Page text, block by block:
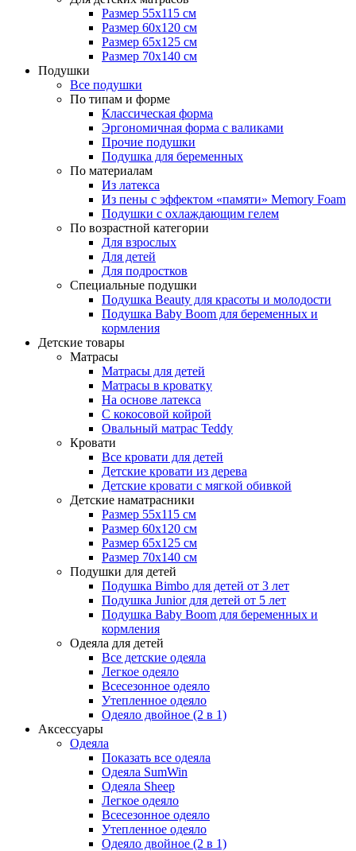
Размер 55x115 см
Размер 60x120 см
Размер 65x125 см
Размер 70x140 см
Подушки
Все подушки
По типам и форме
Классическая форма
Эргономичная форма с валиками
Прочие подушки
Подушка для беременных
По материалам
Из латекса
Из пены с эффектом «памяти» Memory Foam
Подушки с охлаждающим гелем
По возрастной категории
Для взрослых
Для детей
Для подростков
Специальные подушки
Подушка Beauty для красоты и молодости
Подушка Baby Boom для беременных и
кормления
Детские товары
Матрасы
Матрасы для детей
Матрасы в кроватку
На основе латекса
С кокосовой койрой
Овальный матрас Teddy
Кровати
Все кровати для детей
Детские кровати из дерева
Детские кровати с мягкой обивкой
Детские наматрасники
Размер 55x115 см
Размер 60x120 см
Размер 65x125 см
Размер 70x140 см
Подушки для детей
Подушка Bimbo для детей от 3 лет
Подушка Junior для детей от 5 лет
Подушка Baby Boom для беременных и
кормления
Одеяла для детей
Все детские одеяла
Легкое одеяло
Всесезонное одеяло
Утепленное одеяло
Одеяло двойное (2 в 1)
Аксессуары
Одеяла
Показать все одеяла
Одеяла SumWin
Одеяла Sheep
Легкое одеяло
Всесезонное одеяло
Утепленное одеяло
Одеяло двойное (2 в 1)